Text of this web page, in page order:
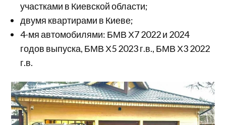
участками в Киевской области;
двумя квартирами в Киеве;
4-мя автомобилями: БМВ Х7 2022 и 2024
годов выпуска, БМВ Х5 2023 г.в., БМВ Х3 2022
г.в.